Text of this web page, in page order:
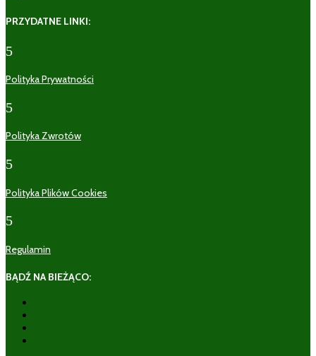
PRZYDATNE LINKI:
5
Polityka Prywatności
5
Polityka Zwrotów
5
Polityka Plików Cookies
5
Regulamin
BĄDŹ NA BIEŻĄCO: